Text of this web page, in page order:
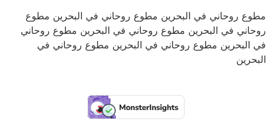
مطوع روحاني في البحرين مطوع روحاني في البحرين مطوع
روحاني في البحرين مطوع روحاني في البحرين مطوع روحاني
في البحرين مطوع روحاني في البحرين مطوع روحاني في
البحرين